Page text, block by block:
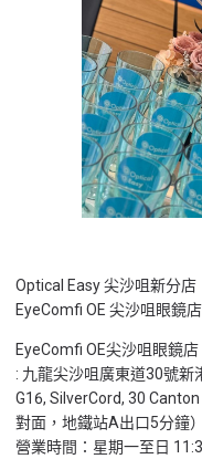
Optical Easy 尖沙咀新分店
EyeComfi OE 尖沙咀眼鏡店
EyeComfi OE尖沙咀眼鏡店
: 九龍尖沙咀廣東道30號新
G16, SilverCord, 30
對面，地鐵站A出口5分鐘）
營業時間：星期一至日